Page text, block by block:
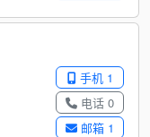
手机 1
电话 0
邮箱 1